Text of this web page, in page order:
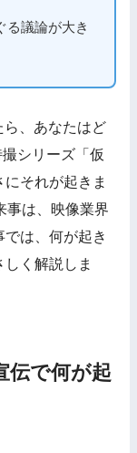
る議論が大き
ら、あなたはど
シリーズ「仮
それが起きま
事は、映像業界
は、何が起き
く解説しま
伝で何が起